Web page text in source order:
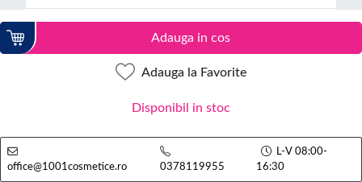
Adauga in cos
Adauga la Favorite
Disponibil in stoc
office@1001cosmetice.ro 0378119955
L-V 08:00-
16:30